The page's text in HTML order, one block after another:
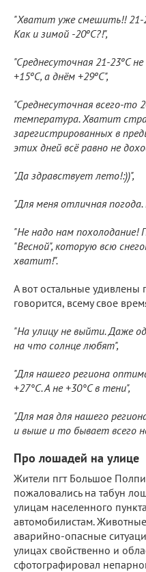
"Хватит уже смешить!! 21-
Как и зимой -20ºС?!",
"Среднесуточная 21-23ºС
+15ºС, а днём +29ºС",
"Среднесуточная всего-то
температура. Хватит
зарегистрированных в
этих дней всё равно не
"Да здравствует лето!:))",
"Для меня отличная
"Не надо нам
"Весной", которую всю
хватит!".
А вот остальные
говорится, всему свое
"На улицу не выйти. Даже
на что солнце любят",
"Для нашего региона
+27°С. А не +30°С в тени",
"Для мая для нашего
и выше и то бывает всего
Про лошадей на улице
Жители пгт Большое
пожаловались на табун
улицам населенного
автомобилистам.
аварийно-опасные
улицах свойственно и
сфотографировал